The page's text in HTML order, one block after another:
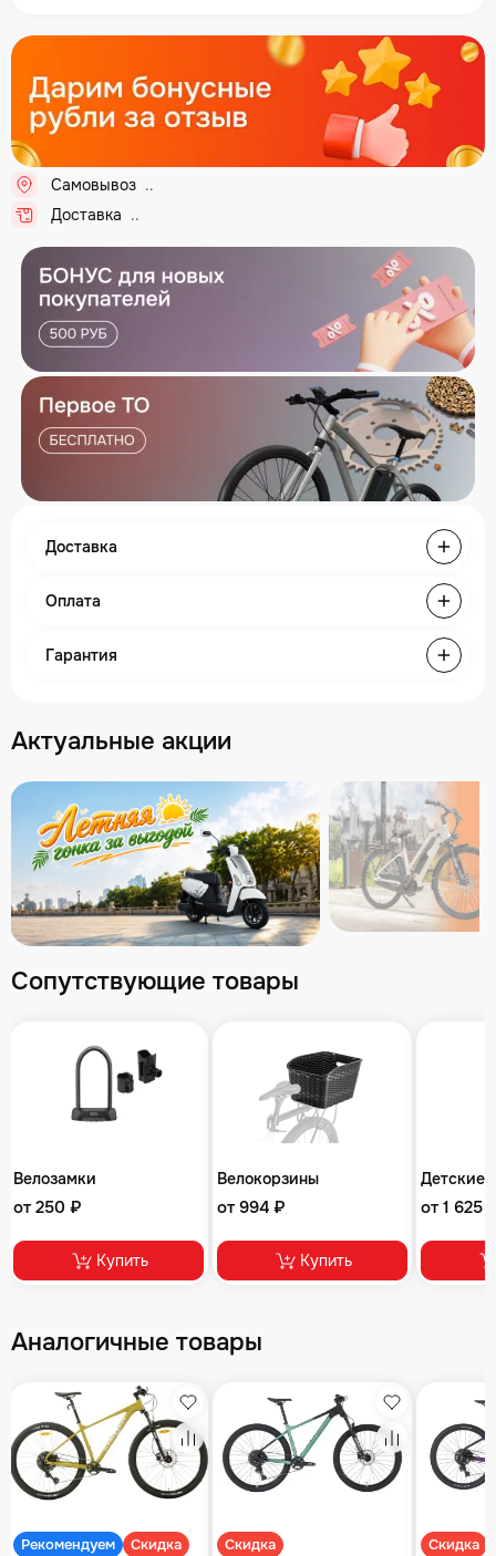
Самовывоз ...
Доставка ...
Доставка
Оплата
Гарантия
Актуальные акции
Сопутствующие товары
Велозамки
от 250 ₽
Купить
Велокорзины
от 994 ₽
Купить
Детские
от 1 625
Аналогичные товары
Рекомендуем Скидка
Избранное
Сравнение
Скидка
Избранное
Сравнение
Скидка